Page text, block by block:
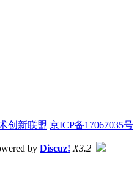
创新联盟 京ICP备17067035号
by Discuz! X3.2